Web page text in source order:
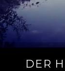
DER